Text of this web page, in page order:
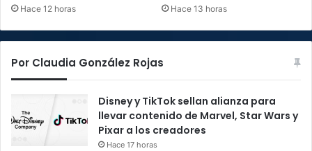
Hace 12 horas Hace 13 horas
Por Claudia González Rojas
Disney y TikTok sellan alianza para
llevar contenido de Marvel, Star Wars y
Pixar a los creadores
Hace 17 horas